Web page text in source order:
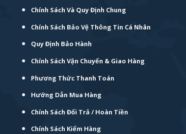
Chính Sách Và Quy Định Chung
Chính Sách Bảo Vệ Thông Tin Cá Nhân
Quy Định Bảo Hành
Chính Sách Vận Chuyển & Giao Hàng
Phương Thức Thanh Toán
Hướng Dẫn Mua Hàng
Chính Sách Đổi Trả / Hoàn Tiền
Chính Sách Kiểm Hàng